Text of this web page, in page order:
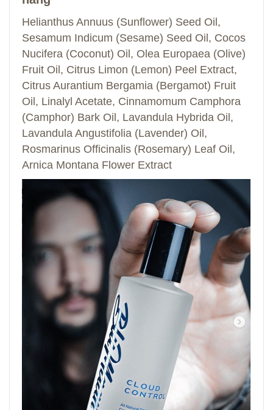
Helianthus Annuus (Sunflower) Seed Oil,
Sesamum Indicum (Sesame) Seed Oil, Cocos
Nucifera (Coconut) Oil, Olea Europaea (Olive)
Fruit Oil, Citrus Limon (Lemon) Peel Extract,
Citrus Aurantium Bergamia (Bergamot) Fruit
Oil, Linalyl Acetate, Cinnamomum Camphora
(Camphor) Bark Oil, Lavandula Hybrida Oil,
Lavandula Angustifolia (Lavender) Oil,
Rosmarinus Officinalis (Rosemary) Leaf Oil,
Arnica Montana Flower Extract